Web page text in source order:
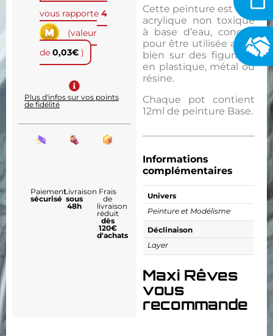
Cette peinture est une
acrylique non toxique
à base d’eau, conçue
pour être utilisée aussi
bien sur des figurines
en plastique, métal ou
résine.
Chaque pot contient
12ml de peinture Base.
Informations
complémentaires
Univers
Peinture et Modélisme
Déclinaison
Layer
Maxi Rêves
vous
recommande
vous rapporte 4
(valeur
de 0,03€ )
Plus d'infos sur vos points
de fidélité
Paiement
sécurisé
Livraison
sous
48h
Frais
de
livraison
réduit
dès
120€
d'achats